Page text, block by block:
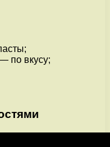
по вкусу;